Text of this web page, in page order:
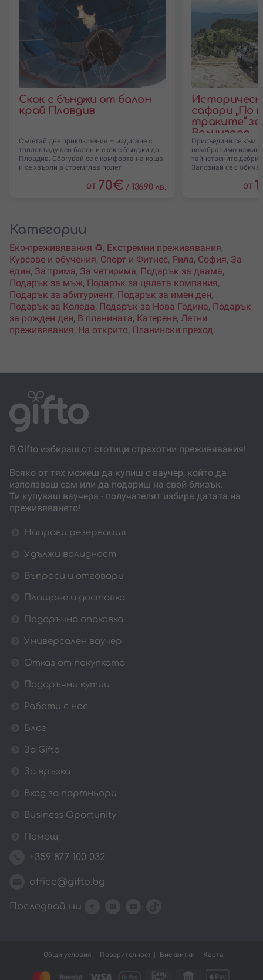
Скок с бънджи от балон
край Пловдив
Съчетай две приключения – издигане с
топловъздушен балон и скок с бънджи до
Пловдив. Сбогувай се с комфорта на коша
и се хвърли в стремглав полет
от 70€ / 136.90 лв.
сафари „По
траките“
Велинград
Присъедини се към
незабравимо
тайнствените дебри
Запознай се с
от
Категории
Еко-преживявания ♻️, Екстремни преживявания,
Курсове и обучения, Спорт и Фитнес, Рила, София, За
един, За трима, За четирима, Подарък за двама,
Подарък за мъж, Подарък за цялата компания,
Подарък за абитуриент, Подарък за имен ден,
Подарък за Коледа, Подарък за Нова Година, Подарък
за рожден ден, В планината, Катерене, Летни
преживявания, На открито, Планински преход
В Gifto избираш от стотици страхотни преживявания!
Всяко от тях можеш да купиш с ваучер, който да
използваш сам или да подариш на свой близък.
Ти купуваш ваучера - получателят избира датата на
преживяването!
Направи резервация
Удължи валидност
Въпроси и отговори
Плащане и доставка
Подаръчна опаковка
Универсален ваучер
Отказ от покупката
Подаръчни кутии
Работи с нас
Блог
За Gifto
За връзка
Вход за партньори
Business Oportunity
Помощ
+359 877 100 032
office@gifto.bg
Последвай ни
Общи условия Поверителност Бисквитки Карта